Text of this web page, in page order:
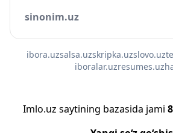
sinonim.uz
ibora.uzsalsa.uzskripka.uzslovo.uz
iboralar.uzresumes.uz
Imlo.uz saytining bazasida jami